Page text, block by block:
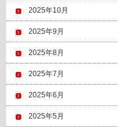
2025年10月
2025年9月
2025年8月
2025年7月
2025年6月
2025年5月